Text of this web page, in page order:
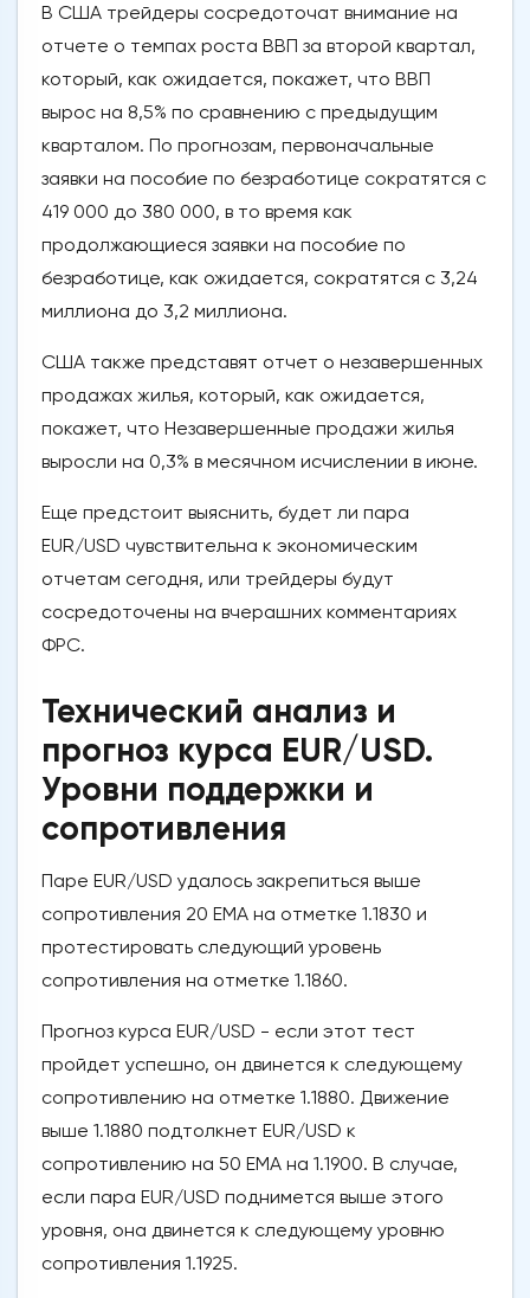
В США трейдеры сосредоточат внимание на
отчете о темпах роста ВВП за второй квартал,
который, как ожидается, покажет, что ВВП
вырос на 8,5% по сравнению с предыдущим
кварталом. По прогнозам, первоначальные
заявки на пособие по безработице сократятся с
419 000 до 380 000, в то время как
продолжающиеся заявки на пособие по
безработице, как ожидается, сократятся с 3,24
миллиона до 3,2 миллиона.
США также представят отчет о незавершенных
продажах жилья, который, как ожидается,
покажет, что Незавершенные продажи жилья
выросли на 0,3% в месячном исчислении в июне.
Еще предстоит выяснить, будет ли пара
EUR/USD чувствительна к экономическим
отчетам сегодня, или трейдеры будут
сосредоточены на вчерашних комментариях
ФРС.
Технический анализ и
прогноз курса EUR/USD.
Уровни поддержки и
сопротивления
Паре EUR/USD удалось закрепиться выше
сопротивления 20 ЕМА на отметке 1.1830 и
протестировать следующий уровень
сопротивления на отметке 1.1860.
Прогноз курса EUR/USD - если этот тест
пройдет успешно, он двинется к следующему
сопротивлению на отметке 1.1880. Движение
выше 1.1880 подтолкнет EUR/USD к
сопротивлению на 50 ЕМА на 1.1900. В случае,
если пара EUR/USD поднимется выше этого
уровня, она двинется к следующему уровню
сопротивления 1.1925.